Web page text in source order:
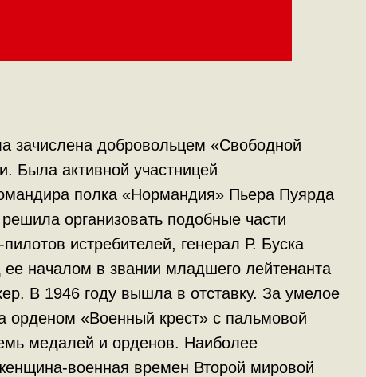
зачислена добровольцем «Свободной
Была активной участницей
полка «Нормандия» Пьера Пуярда
организовать подобные части
истребителей, генерал Р. Буска
началом в звании младшего лейтенанта
В 1946 году вышла в отставку. За умелое
орденом «Военный крест» с пальмовой
медалей и орденов. Наиболее
военная времен Второй мировой